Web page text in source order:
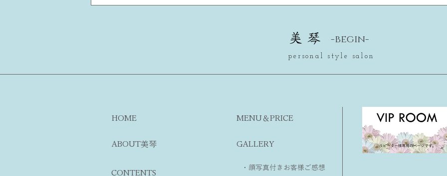
人は“自分が心地いい美し
内面を変えたければ、まず外
夏に
美 琴 -begin-
personal style salon
HOME
ABOUT美琴
CONTENTS
MENU＆PRICE
GALLERY
・顔写真付きお客様ご感想